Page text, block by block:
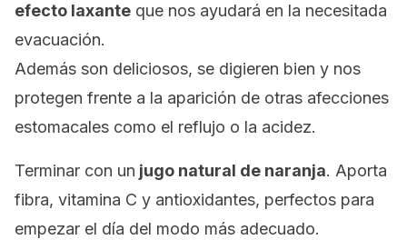
efecto laxante que nos ayudará en la necesitada
evacuación.
Además son deliciosos, se digieren bien y nos
protegen frente a la aparición de otras afecciones
estomacales como el reflujo o la acidez.
Terminar con un jugo natural de naranja. Aporta
fibra, vitamina C y antioxidantes, perfectos para
empezar el día del modo más adecuado.